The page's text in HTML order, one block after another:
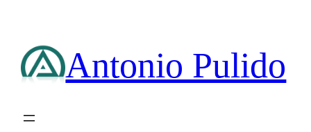
contenido Antonio Pulido